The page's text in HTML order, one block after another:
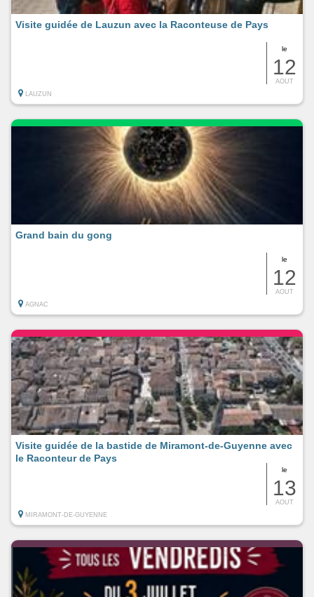
le
12
AOUT
Visite guidée de Lauzun avec la Raconteuse de Pays
LAUZUN
le
12
AOUT
Grand bain du gong
AGNAC
le
13
AOUT
Visite guidée de la bastide de Miramont-de-Guyenne avec
le Raconteur de Pays
MIRAMONT-DE-GUYENNE